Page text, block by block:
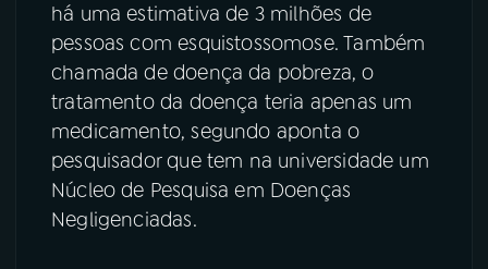
há uma estimativa de 3 milhões de
pessoas com esquistossomose. Também
chamada de doença da pobreza, o
tratamento da doença teria apenas um
medicamento, segundo aponta o
pesquisador que tem na universidade um
Núcleo de Pesquisa em Doenças
Negligenciadas.